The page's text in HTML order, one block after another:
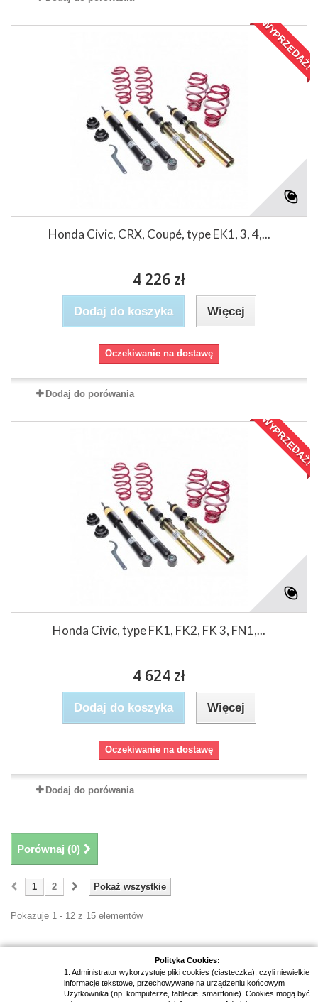
Polityka Cookies:
1. Administrator wykorzystuje pliki cookies (ciasteczka), czyli niewielkie
informacje tekstowe, przechowywane na urządzeniu końcowym
Użytkownika (np. komputerze, tablecie, smartfonie). Cookies mogą być
WYPRZEDAŻ!
Honda Civic, CRX, Coupé, type EK1, 3, 4,...
4 226 zł
Dodaj do koszyka Więcej
Oczekiwanie na dostawę
Dodaj do porówania
WYPRZEDAŻ!
Honda Civic, type FK1, FK2, FK 3, FN1,...
4 624 zł
Dodaj do koszyka Więcej
Oczekiwanie na dostawę
Dodaj do porówania
Porównaj (0)
Pokaż wszystkie
1 2
Pokazuje 1 - 12 z 15 elementów
Newsletter